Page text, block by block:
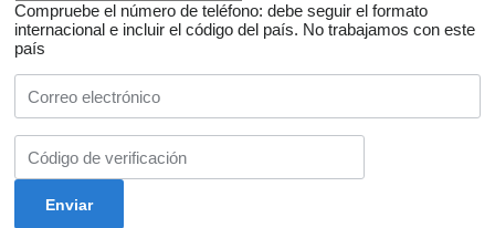
Compruebe el número de teléfono: debe seguir el formato
internacional e incluir el código del país. No trabajamos con este
país